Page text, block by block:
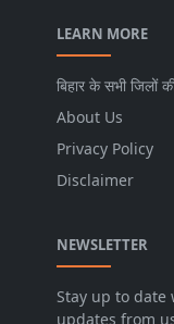
LEARN MORE
बिहार के सभी जिलों
About Us
Privacy Policy
Disclaimer
NEWSLETTER
Stay up to
updates from